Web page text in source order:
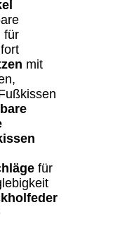
für
mit
für